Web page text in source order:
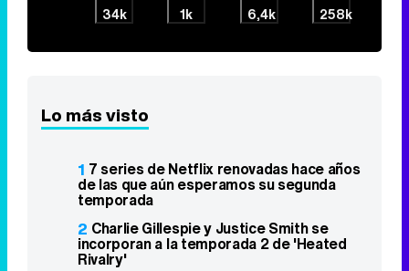
34k 1k 6,4k 258k
Lo más visto
1 7 series de Netflix renovadas hace años
de las que aún esperamos su segunda
temporada
2 Charlie Gillespie y Justice Smith se
incorporan a la temporada 2 de 'Heated
Rivalry'